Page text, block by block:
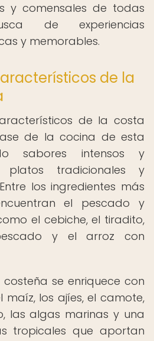
y comensales de todas
de experiencias
y memorables.
de la
de la costa
de la cocina de esta
sabores intensos y
tradicionales y
los ingredientes más
el pescado y
el cebiche, el tiradito,
y el arroz con
se enriquece con
los ajíes, el camote,
las algas marinas y una
tropicales que aportan